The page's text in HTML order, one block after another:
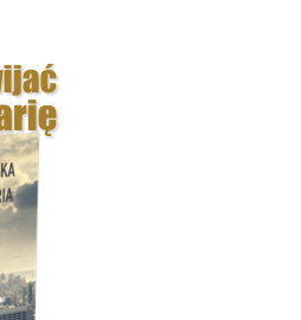
z web.lex było pozyskanie
cenię otwartość Pana Rafała